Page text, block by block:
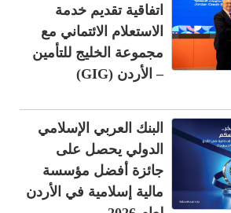
اتفاقية تقديم خدمة
الاستعلام الائتماني مع
مجموعة الخليج للتأمين
– الأردن (GIG)
البنك العربي الإسلامي
الدولي يحصل على
جائزة أفضل مؤسسة
مالية إسلامية في الأردن